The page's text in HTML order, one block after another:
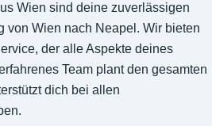
Wien sind deine zuverlässigen
von Wien nach Neapel. Wir bieten
der alle Aspekte deines
Team plant den gesamten
dich bei allen